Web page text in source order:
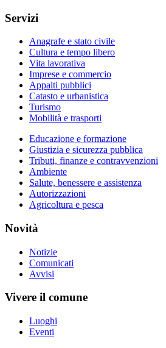
Servizi
Anagrafe e stato civile
Cultura e tempo libero
Vita lavorativa
Imprese e commercio
Appalti pubblici
Catasto e urbanistica
Turismo
Mobilità e trasporti
Educazione e formazione
Giustizia e sicurezza pubblica
Tributi, finanze e contravvenzioni
Ambiente
Salute, benessere e assistenza
Autorizzazioni
Agricoltura e pesca
Novità
Notizie
Comunicati
Avvisi
Vivere il comune
Luoghi
Eventi